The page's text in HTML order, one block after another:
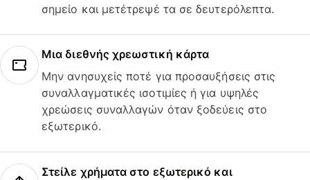
σημείο και μετέτρεψέ τα σε δευτερόλεπτα.
Μια διεθνής χρεωστική κάρτα
Μην ανησυχείς ποτέ για προσαυξήσεις στις
συναλλαγματικές ισοτιμίες ή για υψηλές
χρεώσεις συναλλαγών όταν ξοδεύεις στο
εξωτερικό.
Στείλε χρήματα στο εξωτερικό και